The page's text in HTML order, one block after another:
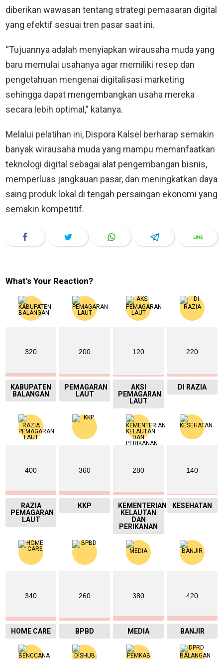
diberikan wawasan tentang strategi pemasaran digital
yang efektif sesuai tren pasar saat ini.
“Tujuannya adalah menyiapkan wirausaha muda yang
baru memulai usahanya agar memiliki resep dan
pengetahuan mengenai digitalisasi marketing
sehingga dapat mengembangkan usaha mereka
secara lebih optimal,” katanya.
Melalui pelatihan ini, Dispora Kalsel berharap semakin
banyak wirausaha muda yang mampu memanfaatkan
teknologi digital sebagai alat pengembangan bisnis,
memperluas jangkauan pasar, dan meningkatkan daya
saing produk lokal di tengah persaingan ekonomi yang
semakin kompetitif.
What's Your Reaction?
320
KABUPATEN
BALANGAN
200
PEMAGARAN
LAUT
120
AKSI
PEMAGARAN
LAUT
220
DI RAZIA
400
RAZIA
PEMAGARAN
LAUT
360
KKP
280
KEMENTERIAN
KELAUTAN
DAN
PERIKANAN
140
KESEHATAN
340
HOME CARE
260
BPBD
380
MEDIA
420
BANJIR